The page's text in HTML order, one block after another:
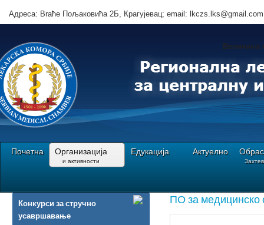
Почетна Организација
и активности
Едукација Актуелно
Адреса: Brаће Пољаковића 2Б, Крагујевац; email:
Величина
Конкурси за стручно
усавршавање
ПО за медицинско